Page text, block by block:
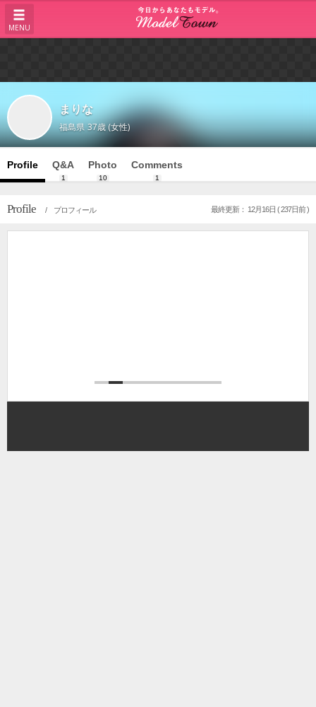
MENU
まりな
福島県 37歳 (女性)
Profile Q&A
1
Photo
10
Comments
1
Profile / プロフィール 最終更新： 12月16日 ( 237日前 )